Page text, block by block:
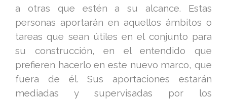
a otras que estén a su alcance. Estas
personas aportarán en aquellos ámbitos o
tareas que sean útiles en el conjunto para
su construcción, en el entendido que
prefieren hacerlo en este nuevo marco, que
fuera de él. Sus aportaciones estarán
mediadas y supervisadas por los